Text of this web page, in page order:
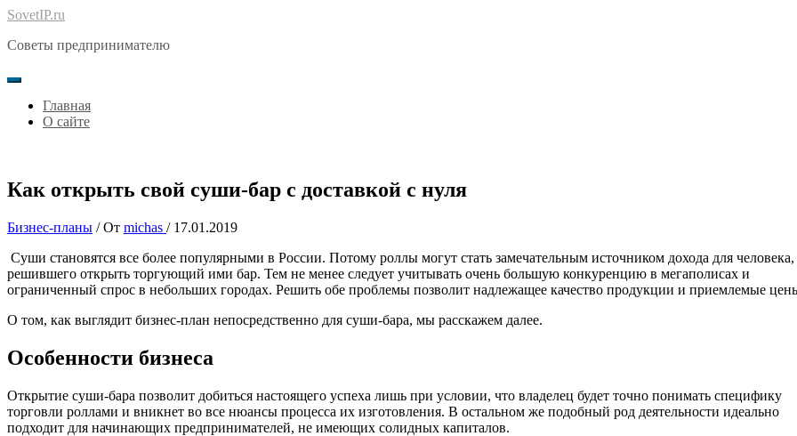
Перейти
содержимому
SovetIP.ru
Советы предпринимателю
Главная
О сайте
Как открыть свой суши-бар с доставкой с нуля
Бизнес-планы / От michas / 17.01.2019
Суши становятся все более популярными в России. Потому роллы могут стать замечательным источником дохода для человека,
решившего открыть торгующий ими бар. Тем не менее следует учитывать очень большую конкуренцию в мегаполисах и
ограниченный спрос в небольших городах. Решить обе проблемы позволит надлежащее качество продукции и приемлемые
О том, как выглядит бизнес-план непосредственно для суши-бара, мы расскажем далее.
Особенности бизнеса
Открытие суши-бара позволит добиться настоящего успеха лишь при условии, что владелец будет точно понимать специфику
торговли роллами и вникнет во все нюансы процесса их изготовления. В остальном же подобный род деятельности идеально
подходит для начинающих предпринимателей, не имеющих солидных капиталов.